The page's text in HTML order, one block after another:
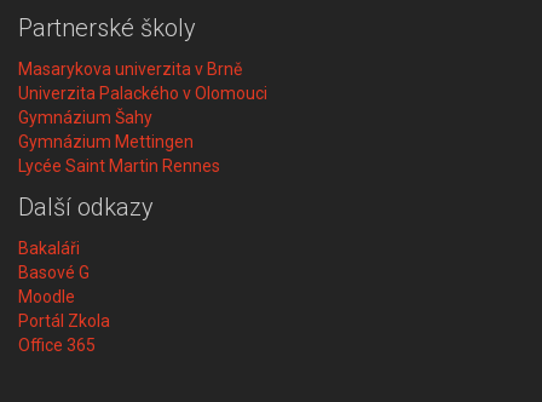
s
e
a
Partnerské školy
Masarykova univerzita v Brně
Univerzita Palackého v Olomouci
Gymnázium Šahy
Gymnázium Mettingen
Lycée Saint Martin Rennes
Další odkazy
Bakaláři
Basové G
Moodle
Portál Zkola
Office 365